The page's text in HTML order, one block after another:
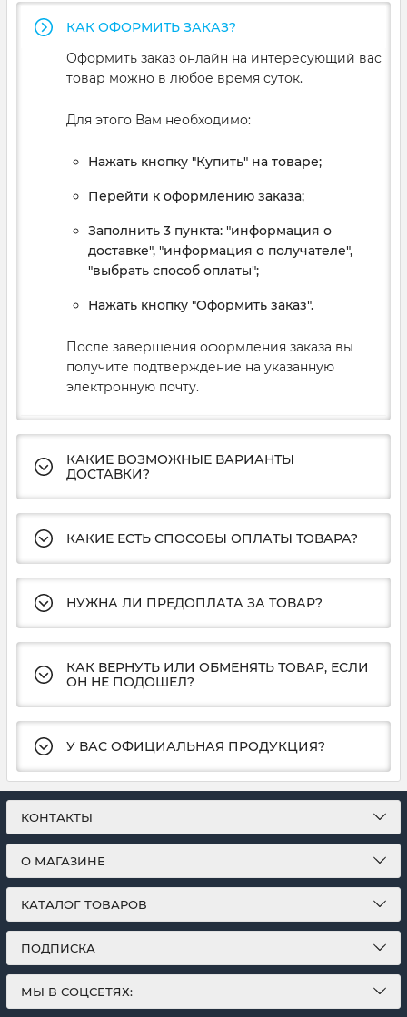
КАК ОФОРМИТЬ ЗАКАЗ?
Оформить заказ онлайн на интересующий вас
товар можно в любое время суток.
Для этого Вам необходимо:
Нажать кнопку "Купить" на товаре;
Перейти к оформлению заказа;
Заполнить 3 пункта: "информация о
доставке", "информация о получателе",
"выбрать способ оплаты";
Нажать кнопку "Оформить заказ".
После завершения оформления заказа вы
получите подтверждение на указанную
электронную почту.
КАКИЕ ВОЗМОЖНЫЕ ВАРИАНТЫ
ДОСТАВКИ?
КАКИЕ ЕСТЬ СПОСОБЫ ОПЛАТЫ ТОВАРА?
НУЖНА ЛИ ПРЕДОПЛАТА ЗА ТОВАР?
КАК ВЕРНУТЬ ИЛИ ОБМЕНЯТЬ ТОВАР, ЕСЛИ
ОН НЕ ПОДОШЕЛ?
У ВАС ОФИЦИАЛЬНАЯ ПРОДУКЦИЯ?
КОНТАКТЫ
О МАГАЗИНЕ
КАТАЛОГ ТОВАРОВ
ПОДПИСКА
МЫ В СОЦСЕТЯХ: